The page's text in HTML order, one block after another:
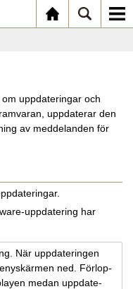
uppdateringar och
uppdaterar den
av meddelanden för
uppdatering har
När upp­da­te­ring­en
ned. För­lop­
medan upp­da­te­